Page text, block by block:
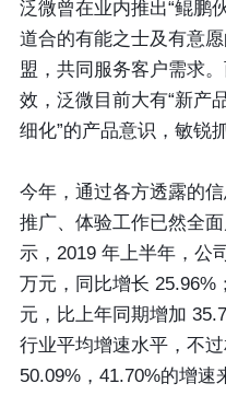
泛微曾在业内推出“鲲鹏
道合的有能之士及有意
盟，共同服务客户需求
效，泛微目前大有“新产
细化”的产品意识，敏锐
今年，通过各方透露的
推广、体验工作已然全
示，2019 年上半年，公
万元，同比增长 25.96%
元，比上年同期增加
行业平均增速水平，不
50.09%，41.70%的增